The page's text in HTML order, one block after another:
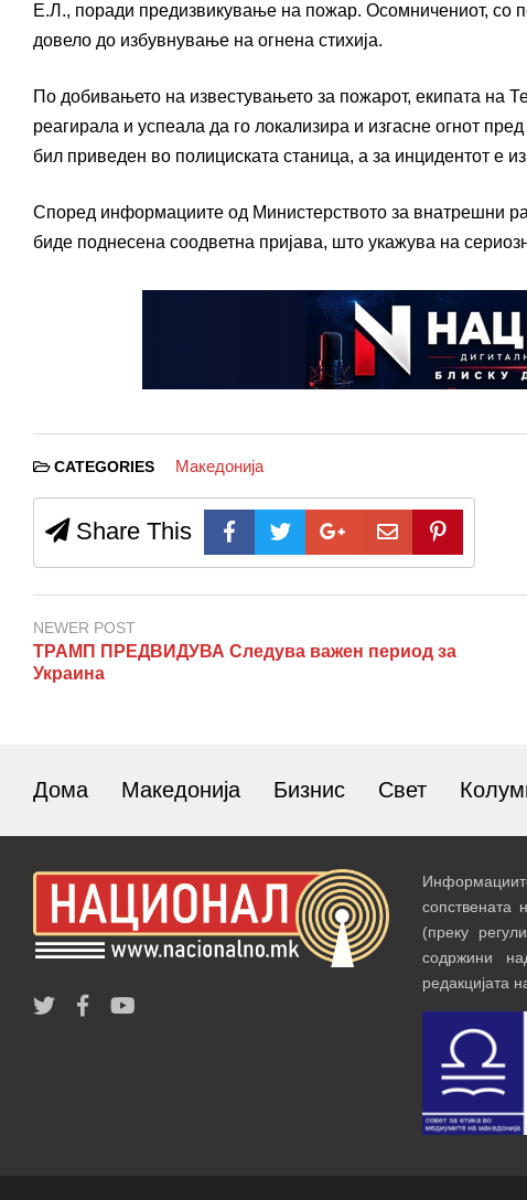
Е.Л., поради предизвикување на пожар. Осомничениот, со
довело до избувнување на огнена стихија.
По добивањето на известувањето за пожарот, екипата на
реагирала и успеала да го локализира и изгасне огнот
бил приведен во полициската станица, а за инцидентот е
Според информациите од Министерството за внатрешни
биде поднесена соодветна пријава, што укажува на
CATEGORIES Македонија
Share This
NEWER POST
ТРАМП ПРЕДВИДУВА Следува важен период за
Украина
Дома Македонија Бизнис Свет
сопствената
(преку
содржини
редакцијата